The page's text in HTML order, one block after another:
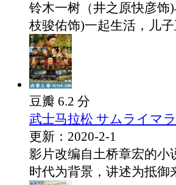
铃木一树（井之原快彦饰
枝骏佑饰)一起生活，儿
豆瓣 6.2 分
武士马拉松 サムライマ
更新：2020-2-1
影片改编自土桥章宏的小
时代为背景，讲述为抵御